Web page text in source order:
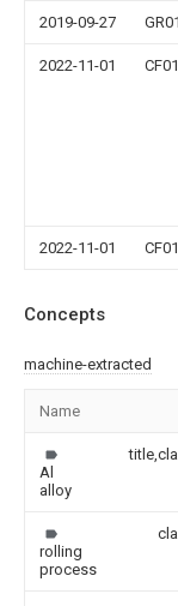
2019-09-27 GR01
2022-11-01 CF01
2022-11-01 CF01
Concepts
machine-extracted
Name
Al
alloy
rolling
process